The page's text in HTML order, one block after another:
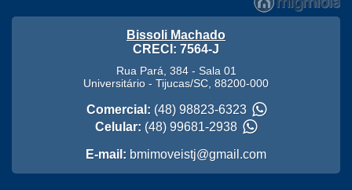
Bissoli Machado
CRECI: 7564-J
Rua Pará, 384 - Sala 01
Universitário - Tijucas/SC 88200-000
Comercial: (48) 98823-6323
Celular: (48) 99681-2938
E-mail: bmimoveistj@gmail.com